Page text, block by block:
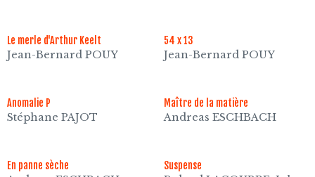
Le merle d'Arthur Keelt
Jean-Bernard POUY
54 x 13
Jean-Bernard POUY
Anomalie P
Stéphane PAJOT
Maître de la matière
Andreas ESCHBACH
En panne sèche Suspense